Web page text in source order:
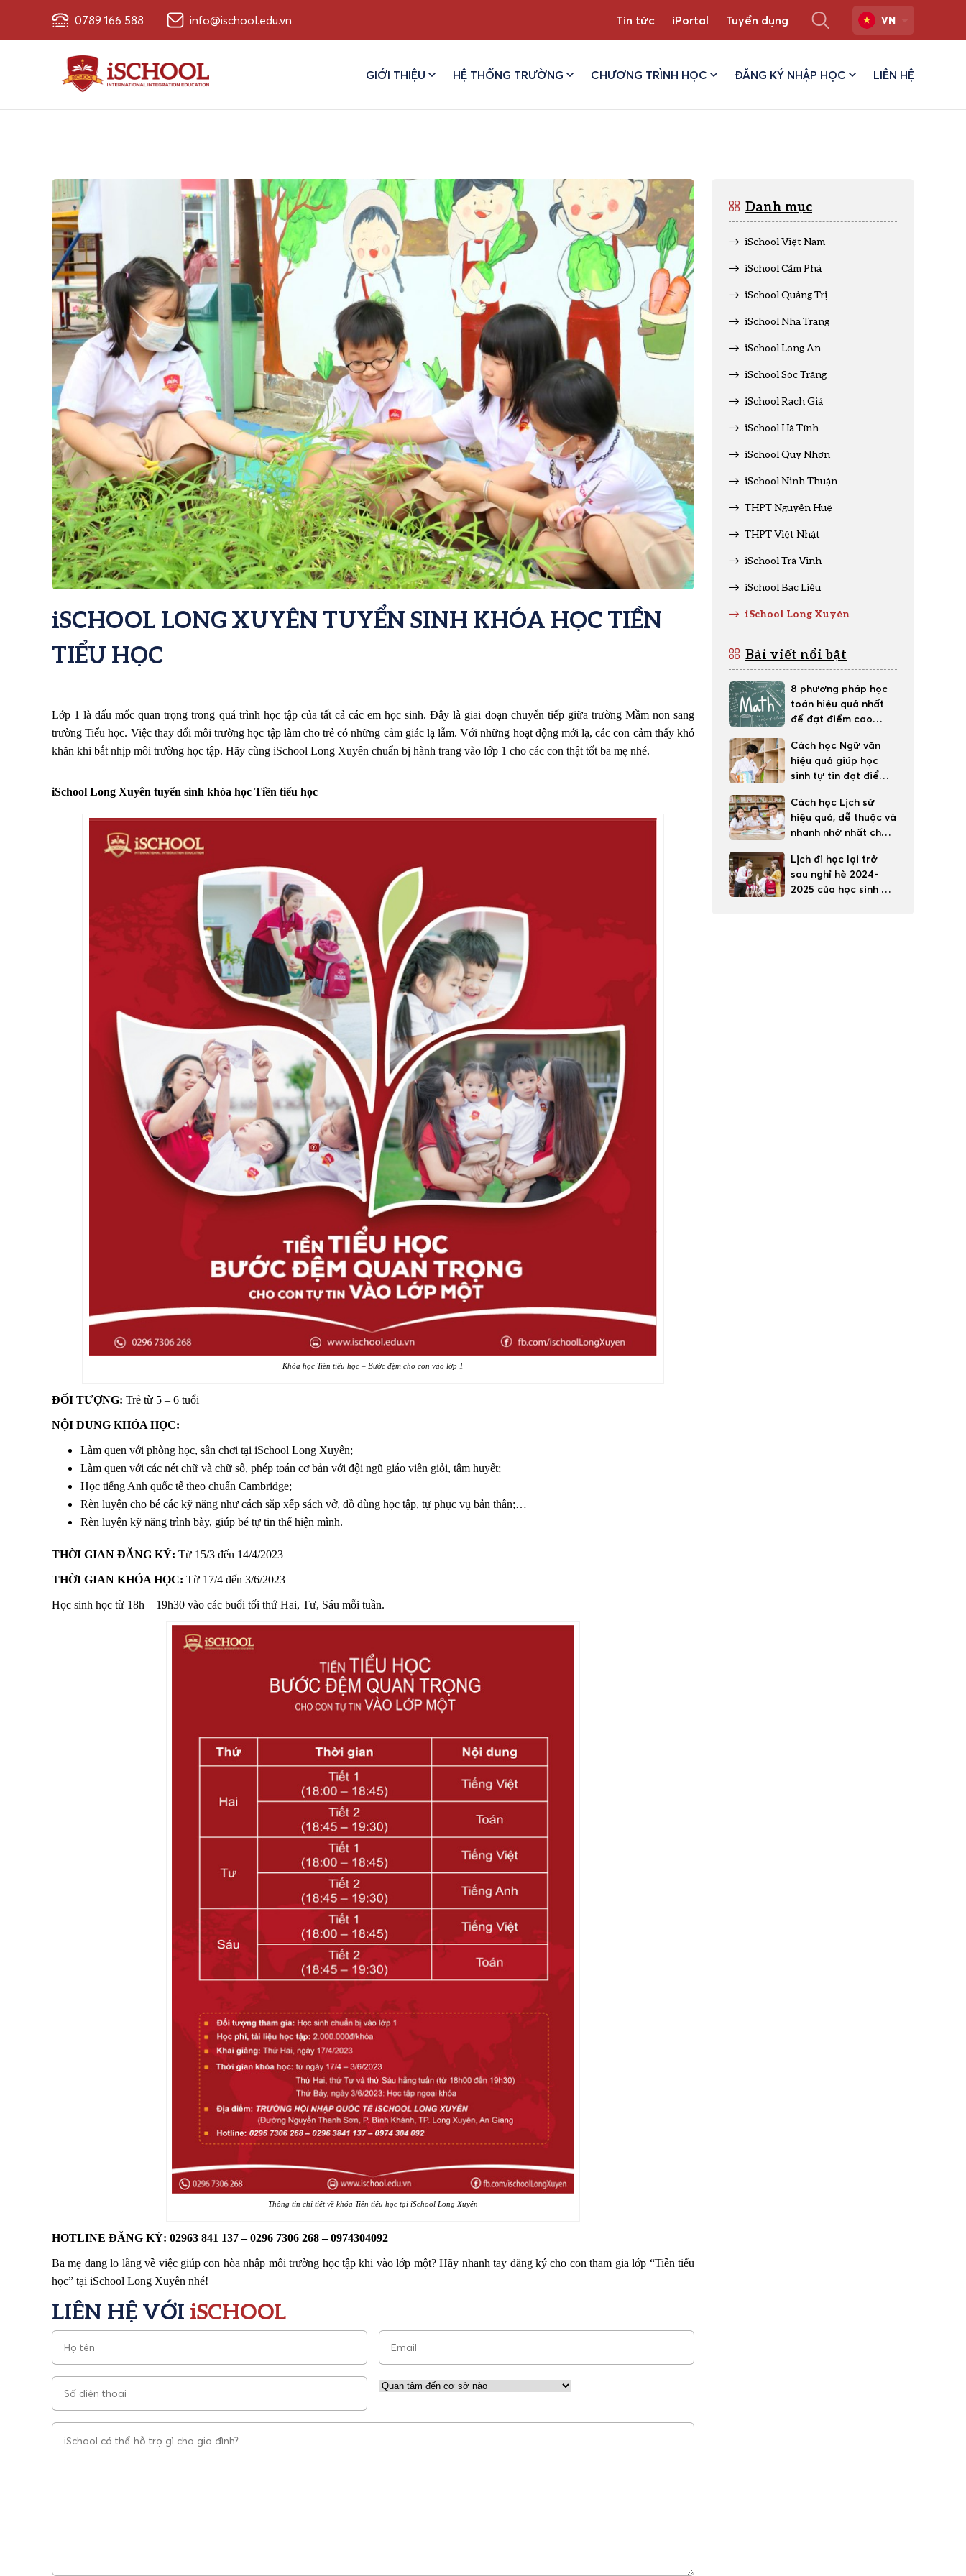
0789 166 588 info@ischool.edu.vn Tin tức iPortal Tuyển dụng VN
GIỚI THIỆU HỆ THỐNG TRƯỜNG CHƯƠNG TRÌNH HỌC ĐĂNG KÝ NHẬP HỌC LIÊN HỆ
iSCHOOL LONG XUYÊN TUYỂN SINH KHÓA HỌC TIỀN
TIỂU HỌC
Lớp 1 là dấu mốc quan trọng trong quá trình học tập của tất cả các em học sinh. Đây là giai đoạn chuyển tiếp giữa trường Mầm non sang
trường Tiểu học. Việc thay đổi môi trường học tập làm cho trẻ có những cảm giác lạ lẫm. Với những hoạt động mới lạ, các con cảm thấy khó
khăn khi bắt nhịp môi trường học tập. Hãy cùng iSchool Long Xuyên chuẩn bị hành trang vào lớp 1 cho các con thật tốt ba mẹ nhé.
iSchool Long Xuyên tuyển sinh khóa học Tiền tiểu học
Khóa học Tiền tiểu học – Bước đệm cho con vào lớp 1
ĐỐI TƯỢNG: Trẻ từ 5 – 6 tuổi
NỘI DUNG KHÓA HỌC:
Làm quen với phòng học, sân chơi tại iSchool Long Xuyên;
Làm quen với các nét chữ và chữ số, phép toán cơ bản với đội ngũ giáo viên giỏi, tâm huyết;
Học tiếng Anh quốc tế theo chuẩn Cambridge;
Rèn luyện cho bé các kỹ năng như cách sắp xếp sách vở, đồ dùng học tập, tự phục vụ bản thân;…
Rèn luyện kỹ năng trình bày, giúp bé tự tin thể hiện mình.
THỜI GIAN ĐĂNG KÝ: Từ 15/3 đến 14/4/2023
THỜI GIAN KHÓA HỌC: Từ 17/4 đến 3/6/2023
Học sinh học từ 18h – 19h30 vào các buổi tối thứ Hai, Tư, Sáu mỗi tuần.
Thông tin chi tiết về khóa Tiền tiểu học tại iSchool Long Xuyên
HOTLINE ĐĂNG KÝ: 02963 841 137 – 0296 7306 268 – 0974304092
Ba mẹ đang lo lắng về việc giúp con hòa nhập môi trường học tập khi vào lớp một? Hãy nhanh tay đăng ký cho con tham gia lớp “Tiền tiểu
học” tại iSchool Long Xuyên nhé!
LIÊN HỆ VỚI iSCHOOL
Danh mục
iSchool Việt Nam
iSchool Cẩm Phả
iSchool Quảng Trị
iSchool Nha Trang
iSchool Long An
iSchool Sóc Trăng
iSchool Rạch Giá
iSchool Hà Tĩnh
iSchool Quy Nhơn
iSchool Ninh Thuận
THPT Nguyễn Huệ
THPT Việt Nhật
iSchool Trà Vinh
iSchool Bạc Liêu
iSchool Long Xuyên
Bài viết nổi bật
8 phương pháp học
toán hiệu quả nhất
để đạt điểm cao
Cách học Ngữ văn
hiệu quả giúp học
sinh tự tin đạt điểm
Cách học Lịch sử
hiệu quả, dễ thuộc và
nhanh nhớ nhất cho
Lịch đi học lại trở
sau nghỉ hè 2024-
2025 của học sinh 63